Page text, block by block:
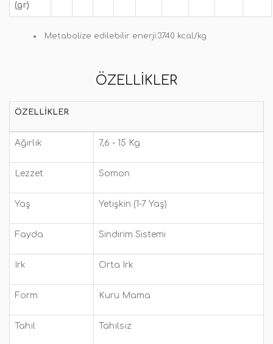
(gr)
Metabolize edilebilir enerji:3740 kcal/kg
ÖZELLIKLER
ÖZELLIKLER
Ağırlık 7,6 - 15 Kg
Lezzet Somon
Yaş Yetişkin (1-7 Yaş)
Fayda Sindirim Sistemi
Irk Orta Irk
Form Kuru Mama
Tahıl Tahılsız